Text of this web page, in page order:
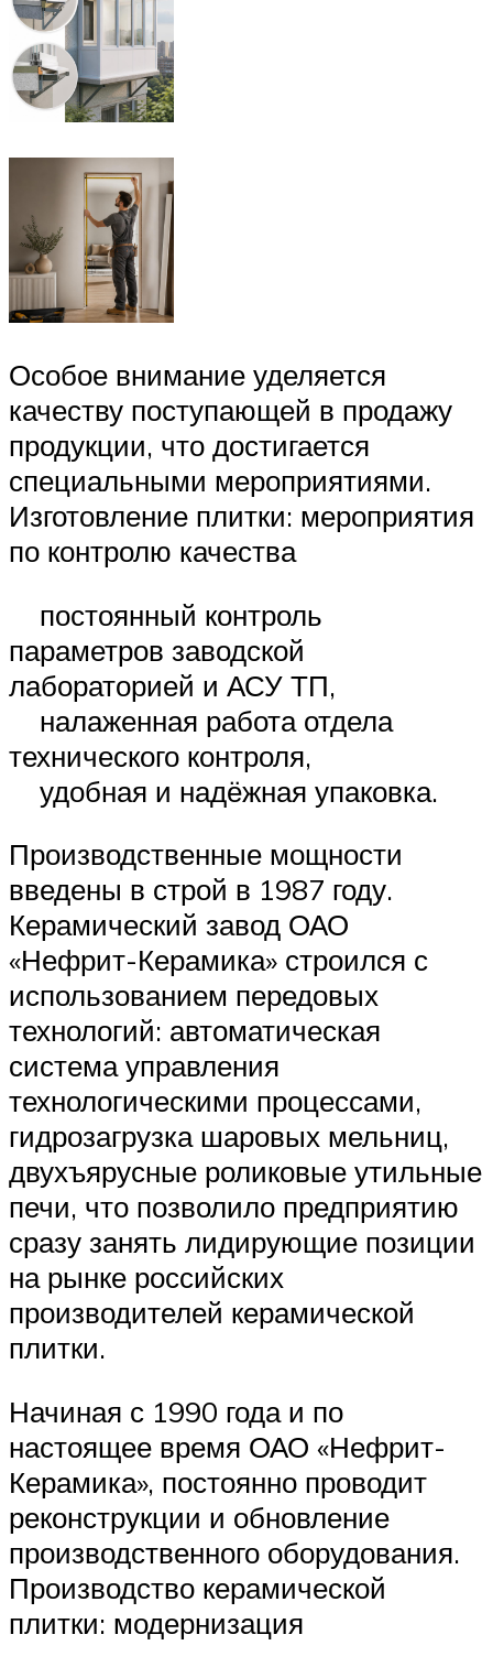
Особое внимание уделяется
качеству поступающей в продажу
продукции, что достигается
специальными мероприятиями.
Изготовление плитки: мероприятия
по контролю качества
постоянный контроль
параметров заводской
лабораторией и АСУ ТП,
налаженная работа отдела
технического контроля,
удобная и надёжная упаковка.
Производственные мощности
введены в строй в 1987 году.
Керамический завод ОАО
«Нефрит-Керамика» строился с
использованием передовых
технологий: автоматическая
система управления
технологическими процессами,
гидрозагрузка шаровых мельниц,
двухъярусные роликовые утильные
печи, что позволило предприятию
сразу занять лидирующие позиции
на рынке российских
производителей керамической
плитки.
Начиная с 1990 года и по
настоящее время ОАО «Нефрит-
Керамика», постоянно проводит
реконструкции и обновление
производственного оборудования.
Производство керамической
плитки: модернизация